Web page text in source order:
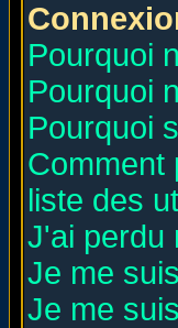
Pourquoi
Pourquoi
Pourquoi
Comment
liste des
J'ai perdu
Je me
Je me